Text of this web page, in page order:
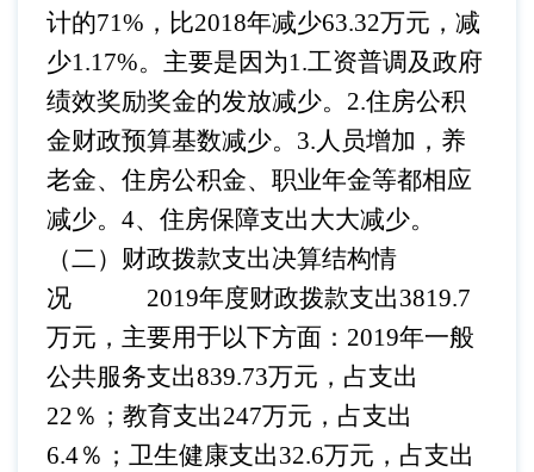
计的71%，比2018年减少63.32万元，减
少1.17%。主要是因为1.工资普调及政府
绩效奖励奖金的发放减少。2.住房公积
金财政预算基数减少。3.人员增加，养
老金、住房公积金、职业年金等都相应
减少。4、住房保障支出大大减少。
（二）财政拨款支出决算结构情
况
2019年度财政拨款支出3819.7
万元，主要用于以下方面：2019年一般
公共服务支出839.73万元，占支出
22％；教育支出247万元，占支出
6.4％；卫生健康支出32.6万元，占支出